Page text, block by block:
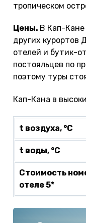
тропическом
Цены. В Кап-
других курортов
отелей и бутик-
постояльцев по
поэтому туры
Кап-Кана в
t воздуха, °С
t воды, °С
Стоимость
отеле 5*